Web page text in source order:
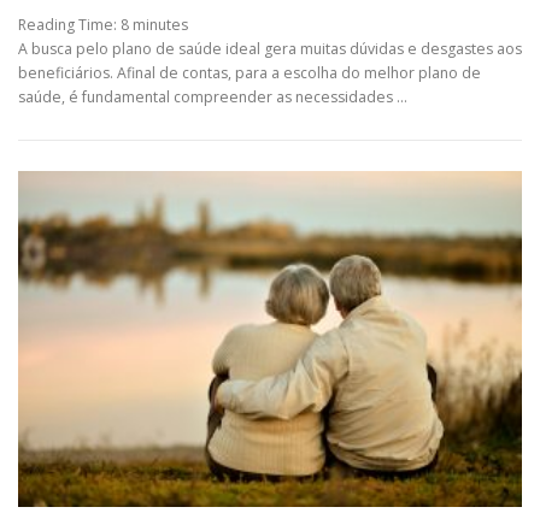
Reading Time: 8 minutes
A busca pelo plano de saúde ideal gera muitas dúvidas e desgastes aos
beneficiários. Afinal de contas, para a escolha do melhor plano de
saúde, é fundamental compreender as necessidades …